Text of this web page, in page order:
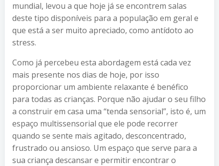
mundial, levou a que hoje já se encontrem salas
deste tipo disponíveis para a população em geral e
que está a ser muito apreciado, como antídoto ao
stress.
Como já percebeu esta abordagem está cada vez
mais presente nos dias de hoje, por isso
proporcionar um ambiente relaxante é benéfico
para todas as crianças. Porque não ajudar o seu filho
a construir em casa uma “tenda sensorial”, isto é, um
espaço multissensorial que ele pode recorrer
quando se sente mais agitado, desconcentrado,
frustrado ou ansioso. Um espaço que serve para a
sua criança descansar e permitir encontrar o